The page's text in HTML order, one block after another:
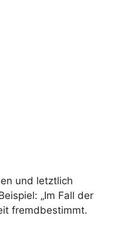
und letztlich
„Im Fall der
fremdbestimmt.